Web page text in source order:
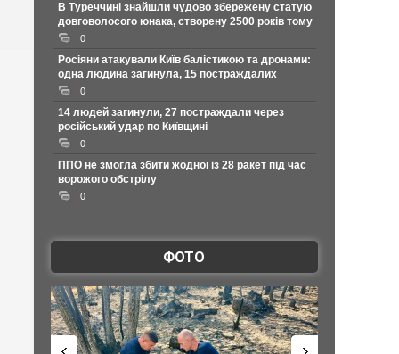
В Туреччині знайшли чудово збережену статую
довговолосого юнака, створену 2500 років тому
0
Росіяни атакували Київ балістикою та дронами:
одна людина загинула, 15 постраждалих
0
14 людей загинули, 27 постраждали через
російський удар по Київщині
0
ППО не змогла збити жодної із 28 ракет під час
ворожого обстрілу
0
ФОТО